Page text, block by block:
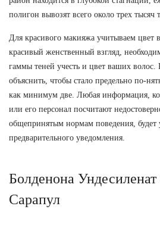
полигон вывозят всего около трех тысяч
Для красивого макияжа учитываем цвет
красивый женственный взгляд,
гаммы теней учесть и цвет ваших
объяснить, чтобы стало предельно по-
как минимум две. Любая информация,
или его персонал посчитают
общепринятым нормам поведения, будет
предварительного уведомления.
Болденона
Сарапул